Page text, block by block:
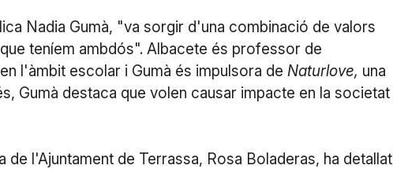
Nadia Gumà, "va sorgir d'una combinació de valors
teníem ambdós". Albacete és professor de
l'àmbit escolar i Gumà és impulsora de Naturlove, una
Gumà destaca que volen causar impacte en la societat
de l'Ajuntament de Terrassa, Rosa Boladeras, ha detallat